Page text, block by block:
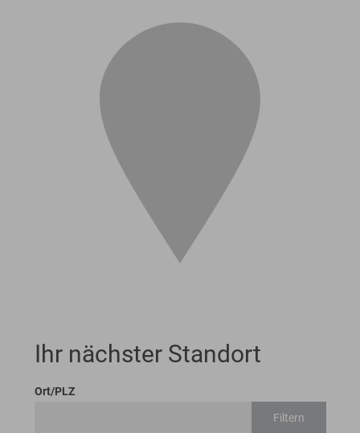
Ihr nächster Standort
Ort/PLZ
Filtern